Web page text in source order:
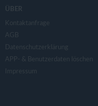
ÜBER
Kontaktanfrage
AGB
Datenschutzerklärung
APP- & Benutzerdaten löschen
Impressum